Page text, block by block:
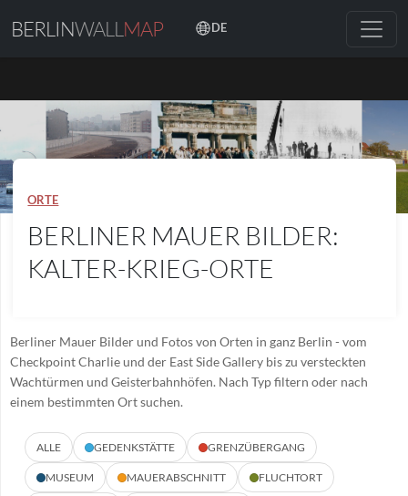
BERLINWALL MAP DE
ORTE
BERLINER MAUER BILDER:
KALTER-KRIEG-ORTE
Berliner Mauer Bilder und Fotos von Orten in ganz Berlin - vom
Checkpoint Charlie und der East Side Gallery bis zu versteckten
Wachtürmen und Geisterbahnhöfen. Nach Typ filtern oder nach
einem bestimmten Ort suchen.
ALLE GEDENKSTÄTTE GRENZÜBERGANG
MUSEUM MAUERABSCHNITT FLUCHTORT